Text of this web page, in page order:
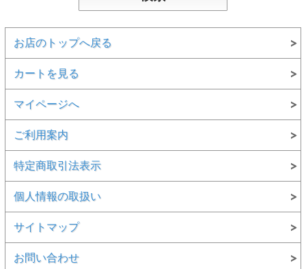
お店のトップへ戻る
カートを見る
マイページへ
ご利用案内
特定商取引法表示
個人情報の取扱い
サイトマップ
お問い合わせ